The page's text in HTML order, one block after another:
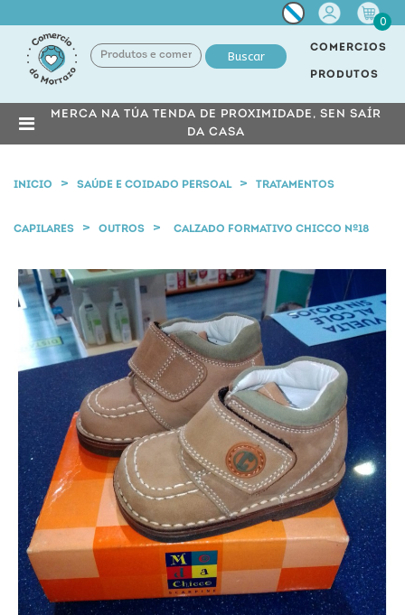
Miña
conta
0
Buscar
COMERCIOS
PRODUTOS
MERCA NA TÚA TENDA DE PROXIMIDADE, SEN SAÍR
DA CASA
INICIO SAÚDE E COIDADO PERSOAL TRATAMENTOS
CAPILARES OUTROS CALZADO FORMATIVO CHICCO Nº18